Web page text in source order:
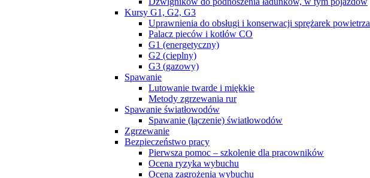
Kursy G1, G2, G3
Uprawnienia do obsługi i konserwacji sprężarek powietrza
Palacz pieców i kotłów CO
G1 (energetyczny)
G2 (cieplny)
G3 (gazowy)
Spawanie
Lutowanie twarde i miękkie
Metody zgrzewania rur
Spawanie światłowodów
Spawanie (łączenie) światłowodów
Zgrzewanie
Bezpieczeństwo pracy
Pierwsza pomoc – szkolenie dla pracowników
Ocena ryzyka wybuchu
Ocena zagrożenia wybuchu